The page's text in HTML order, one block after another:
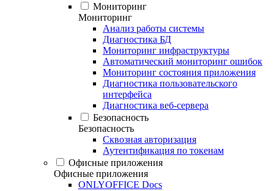
Мониторинг
Мониторинг
Анализ работы системы
Диагностика БД
Мониторинг инфраструктуры
Автоматический мониторинг ошибок
Мониторинг состояния приложения
Диагностика пользовательского
интерфейса
Диагностика веб-сервера
Безопасность
Безопасность
Сквозная авторизация
Аутентификация по токенам
Офисные приложения
Офисные приложения
ONLYOFFICE Docs